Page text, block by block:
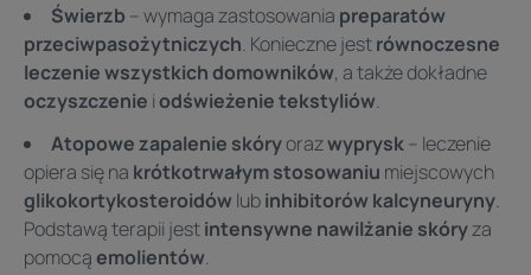
Świerzb – wymaga zastosowania preparatów
przeciwpasożytniczych. Konieczne jestrównoczesne
leczenie wszystkich domowników, a także dokładne
oczyszczenie iodświeżenie tekstyliów.
Atopowe zapalenie skóryorazwyprysk– leczenie
opiera się na krótkotrwałym stosowaniu miejscowych
glikokortykosteroidów lubinhibitorów kalcyneuryny.
Podstawą terapii jestintensywne nawilżanie skóryza
pomocąemolientów.